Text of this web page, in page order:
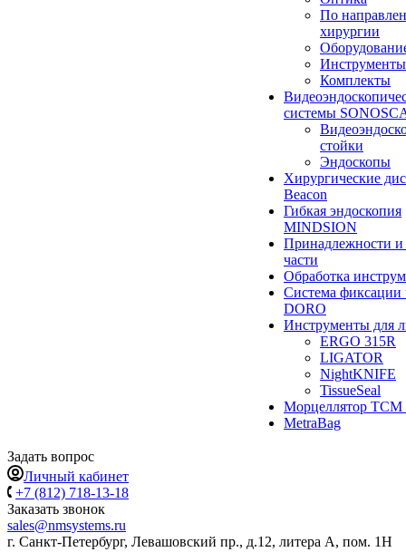
По
хирургии
Инструменты
Комплекты
системы
стойки
Эндоскопы
Хирургические
Beacon
Гибкая эндоскопия
MINDSION
Принадлежности и
части
Обработка
Система фиксации
DORO
Инструменты для
ERGO 315R
LIGATOR
NightKNIFE
TissueSeal
Морцеллятор ТСМ
MetraBag
Задать вопрос
Личный кабинет
+7 (812) 718-13-18
Заказать звонок
sales@nmsystems.ru
г. Санкт-Петербург, Левашовский пр., д.12, литера А, пом. 1Н